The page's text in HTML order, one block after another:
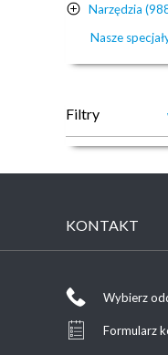
Narzędzia
Nasze
Filtry
KONTAKT
Wybierz
Formularz